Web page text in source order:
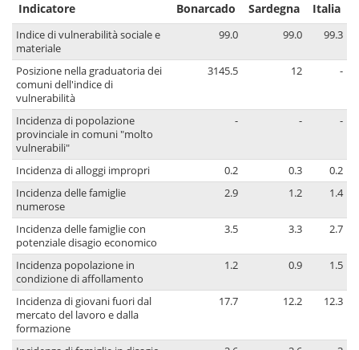
Indicatore Bonarcado Sardegna Italia
Indice di vulnerabilità sociale e
materiale
99.0 99.0 99.3
Posizione nella graduatoria dei
comuni dell'indice di
vulnerabilità
3145.5 12 -
Incidenza di popolazione
provinciale in comuni "molto
vulnerabili"
- - -
Incidenza di alloggi impropri 0.2 0.3
0.2
Incidenza delle famiglie
numerose
2.9 1.2 1.4
Incidenza delle famiglie con
potenziale disagio economico
3.5 3.3 2.7
Incidenza popolazione in
condizione di affollamento
1.2 0.9 1.5
Incidenza di giovani fuori dal
mercato del lavoro e dalla
formazione
17.7 12.2 12.3